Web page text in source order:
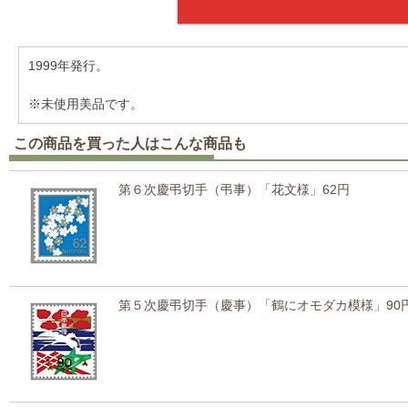
1999年発行。
※未使用美品です。
この商品を買った人はこんな商品も
第６次慶弔切手（弔事）「花文様」62円
第５次慶弔切手（慶事）「鶴にオモダカ模様」90